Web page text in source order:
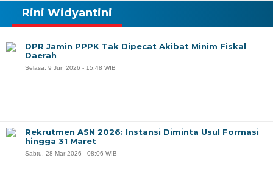
Rini Widyantini
DPR Jamin PPPK Tak Dipecat Akibat Minim Fiskal
Daerah
Selasa, 9 Jun 2026 - 15:48 WIB
Rekrutmen ASN 2026: Instansi Diminta Usul Formasi
hingga 31 Maret
Sabtu, 28 Mar 2026 - 08:06 WIB